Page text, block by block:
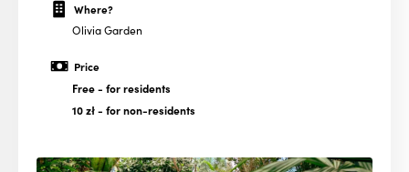
Where?
Olivia Garden
Price
Free- for residents
10 zł- for non-residents